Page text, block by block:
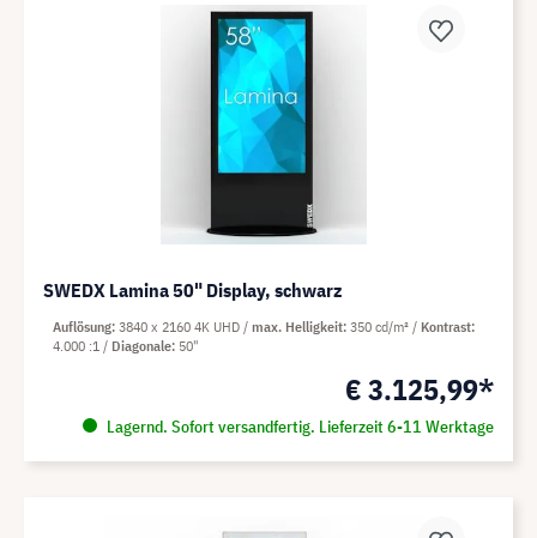
SWEDX Lamina 50" Display, schwarz
€ 3.125,99*
Lagernd. Sofort versandfertig. Lieferzeit 6-11 Werktage
Auflösung 3840 x 2160 4K UHD max. Helligkeit 350 cd/m²
Kontrast
4.000 :1
Diagonale 50"